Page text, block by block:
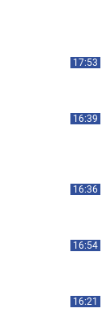
17:53
16:39
16:36
16:54
16:21